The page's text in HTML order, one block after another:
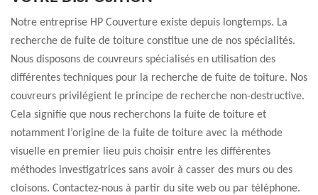
Notre entreprise HP Couverture existe depuis longtemps. La
recherche de fuite de toiture constitue une de nos spécialités.
Nous disposons de couvreurs spécialisés en utilisation des
différentes techniques pour la recherche de fuite de toiture. Nos
couvreurs privilégient le principe de recherche non-destructive.
Cela signifie que nous recherchons la fuite de toiture et
notamment l’origine de la fuite de toiture avec la méthode
visuelle en premier lieu puis choisir entre les différentes
méthodes investigatrices sans avoir à casser des murs ou des
cloisons. Contactez-nous à partir du site web ou par téléphone.